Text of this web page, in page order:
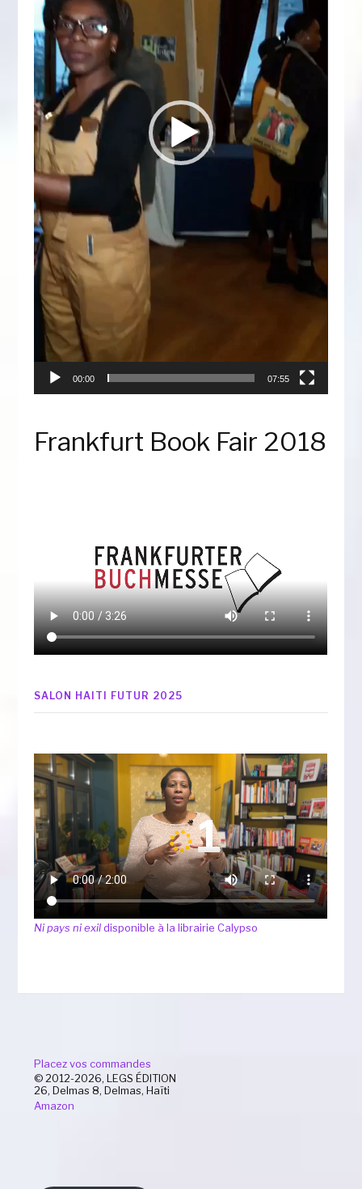
00:00 07:55
Frankfurt Book Fair 2018
SALON HAITI FUTUR 2025
Ni pays ni exildisponible à la librairie Calypso
Placez vos commandes
© 2012-2026, LEGS ÉDITION
26, Delmas 8, Delmas, Haïti
Amazon